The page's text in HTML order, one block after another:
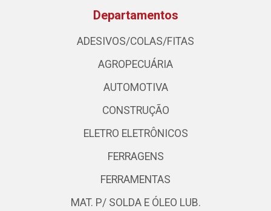
Departamentos
ADESIVOS/COLAS/FITAS
AGROPECUÁRIA
AUTOMOTIVA
CONSTRUÇÃO
ELETRO ELETRÔNICOS
FERRAGENS
FERRAMENTAS
MAT. P/ SOLDA E ÓLEO LUB.